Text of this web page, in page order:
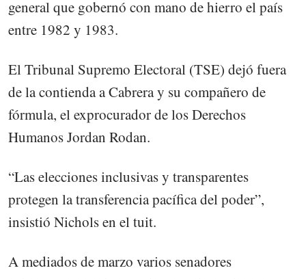
general que gobernó con mano de hierro el país
entre 1982 y 1983.
El Tribunal Supremo Electoral (TSE) dejó fuera
de la contienda a Cabrera y su compañero de
fórmula, el exprocurador de los Derechos
Humanos Jordan Rodan.
“Las elecciones inclusivas y transparentes
protegen la transferencia pacífica del poder”,
insistió Nichols en el tuit.
A mediados de marzo varios senadores